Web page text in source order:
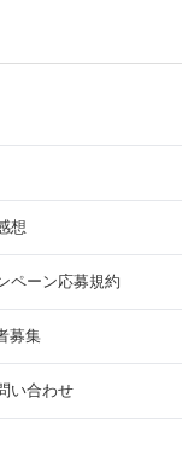
想
ペーン応募規約
募集
い合わせ